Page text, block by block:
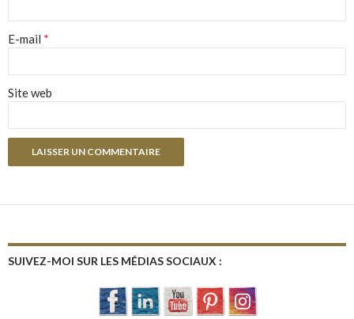
E-mail *
Site web
SUIVEZ-MOI SUR LES MÉDIAS SOCIAUX :